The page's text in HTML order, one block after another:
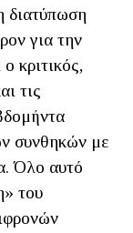
διατύπωση
για την
κριτικός,
τις
συνθηκών με
Όλο αυτό
του